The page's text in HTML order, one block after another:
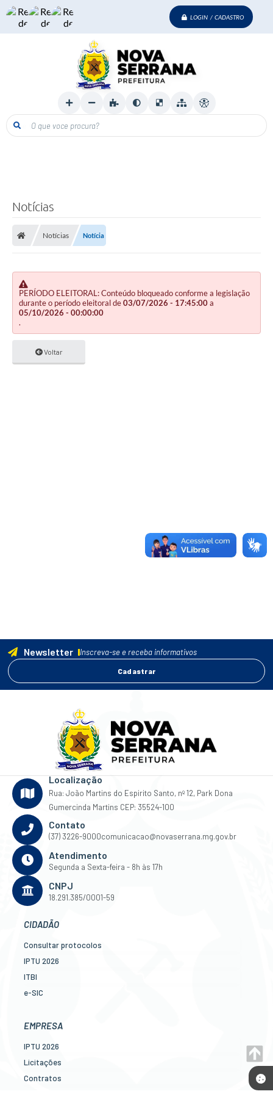
LOGIN / CADASTRO
O que voce procura?
Notícias
Notícias Notícia
PERÍODO ELEITORAL: Conteúdo bloqueado conforme a legislação
durante o período eleitoral de03/07/2026 - 17:45:00a
05/10/2026 - 00:00:00
.
Voltar
Newsletter Inscreva-se e receba informativos
Cadastrar
Localização
Rua: João Martins do Espirito Santo, nº 12, Park Dona
Gumercinda Martins CEP: 35524-100
Contato
(37) 3226-9000comunicacao@novaserrana.mg.gov.br
Atendimento
Segunda a Sexta-feira - 8h às 17h
CNPJ
18.291.385/0001-59
CIDADÃO
Consultar protocolos
IPTU 2026
ITBI
e-SIC
Legislação
EMPRESA
IPTU 2026
Licitações
Contratos